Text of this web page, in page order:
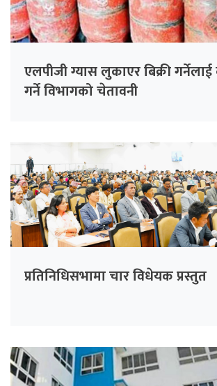
एलपीजी ग्यास लुकाएर बिक्री
गर्ने विभागको चेतावनी
प्रतिनिधिसभामा चार विधेयक प्रस्तुत